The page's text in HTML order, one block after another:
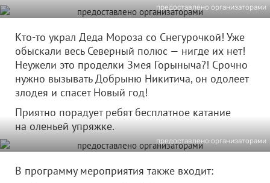
предоставлено организаторами
Кто-то украл Деда Мороза со Снегурочкой! Уже
обыскали весь Северный полюс — нигде их нет!
Неужели это проделки Змея Горыныча?! Срочно
нужно вызывать Добрыню Никитича, он одолеет
злодея и спасет Новый год!
Приятно порадует ребят бесплатное катание
на оленьей упряжке.
предоставлено организаторами
В программу мероприятия также входит: